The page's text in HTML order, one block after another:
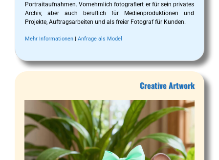
Portraitaufnahmen. Vornehmlich fotografiert er für sein privates
Archiv, aber auch beruflich für Medienproduktionen und
Projekte, Auftragsarbeiten und als freier Fotograf für Kunden.
Mehr Informationen | Anfrage als Model
Creative Artwork